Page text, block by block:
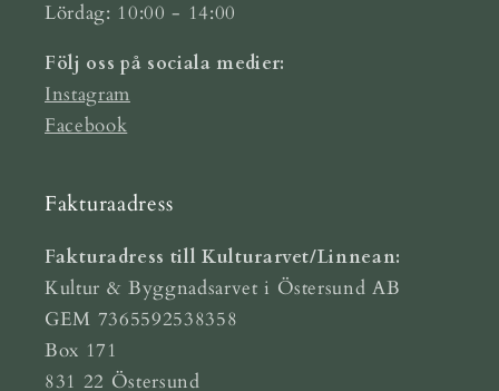
Lördag: 10:00 - 14:00
Följ oss på sociala medier:
Instagram
Facebook
Fakturaadress
Fakturadress till Kulturarvet/Linnean:
Kultur & Byggnadsarvet i Östersund AB
GEM 7365592538358
Box 171
831 22 Östersund